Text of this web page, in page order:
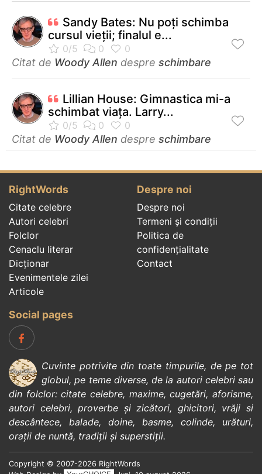
Sandy Bates: Nu poţi schimba
cursul vieţii; finalul e...
Citat de Woody Allen despre schimbare
Lillian House: Gimnastica mi-a
schimbat viaţa. Larry...
Citat de Woody Allen despre schimbare
RightWords
Citate celebre
Autori celebri
Folclor
Cenaclu literar
Dicționar
Evenimentele zilei
Articole
Despre noi
Despre noi
Termeni și condiții
Politica de
confidenţialitate
Contact
Social pages
Cuvinte potrivite din toate timpurile, de pe tot
globul, pe teme diverse, de la autori celebrisau
din folclor:citate celebre, maxime,cugetări,aforisme,
autori celebri,proverbe și zicători, ghicitori, vrăji si
descântece, balade, doine, basme, colinde, urături,
orații de nuntă, tradiții și superstiții.
Copyright © 2007-2026 RightWords